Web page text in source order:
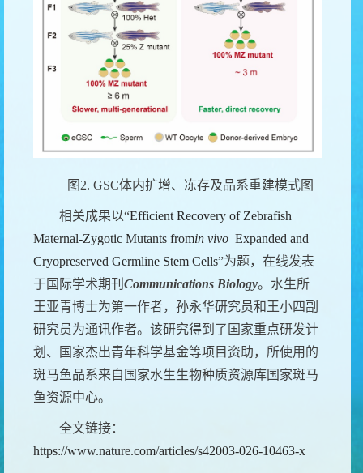
图2. GSC体内扩增、冻存及品系重建模式图
相关成果以“Efficient Recovery of Zebrafish
Maternal-Zygotic Mutants fromin vivo Expanded and
Cryopreserved Germline Stem Cells”为题，在线发表
于国际学术期刊 Communications Biology。 水生所
王亚青博士为第一作者，孙永华研究员和王小四副
研究员为通讯作者。 该研究得到了国家重点研发计
划 、国家杰出青年科学基金等项目 资助，所使用的
斑马鱼品系来自国家水生生物种质资源库国家斑马
鱼资源中心。
全文链接：
https://www.nature.com/articles/s42003-026-10463-x